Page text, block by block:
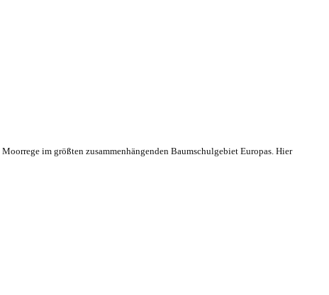
im größten zusammenhängenden Baumschulgebiet Europas. Hier